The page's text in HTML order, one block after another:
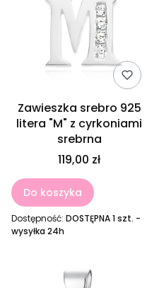
Zawieszka srebro 925
litera "M" z cyrkoniami
srebrna
119,00 zł
Do koszyka
Dostępność: DOSTĘPNA 1 szt. -
wysyłka 24h